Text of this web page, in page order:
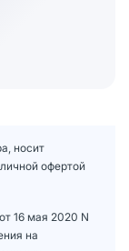
носит
офертой
16 мая 2020 N
на